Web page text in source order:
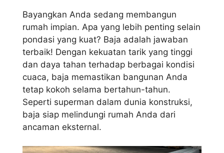
Bayangkan Anda sedang membangun
rumah impian. Apa yang lebih penting selain
pondasi yang kuat? Baja adalah jawaban
terbaik! Dengan kekuatan tarik yang tinggi
dan daya tahan terhadap berbagai kondisi
cuaca, baja memastikan bangunan Anda
tetap kokoh selama bertahun-tahun.
Seperti superman dalam dunia konstruksi,
baja siap melindungi rumah Anda dari
ancaman eksternal.